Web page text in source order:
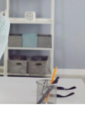
da
para
de produtos,